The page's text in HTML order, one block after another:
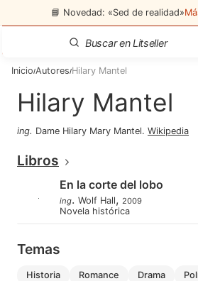
📘 Novedad: «Sed de realidad»
Inicio/Autores/Hilary Mantel
Hilary Mantel
ing. Dame Hilary Mary Mantel. Wikipedia
Libros
En la corte del lobo
ing. Wolf Hall, 2009
Novela histórica
Temas
historia romance drama